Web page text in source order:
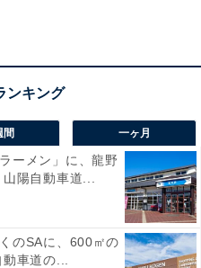
な本棚。家族で共有しているので、
とか
と読書習慣があったことか
をするのが当たり前のよう
間 一ヶ月
ーメン」に、龍野
陽自動車道...
のSAに、600㎡の
車道の...